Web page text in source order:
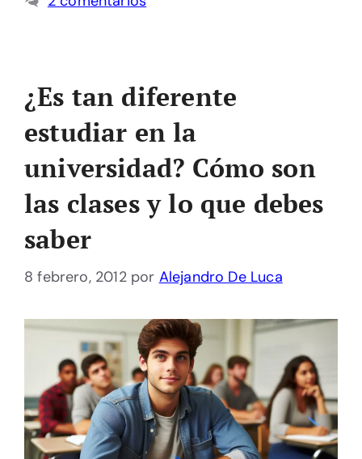
¿Es tan diferente
estudiar en la
universidad? Cómo son
las clases y lo que debes
saber
8 febrero, 2012 por Alejandro De Luca